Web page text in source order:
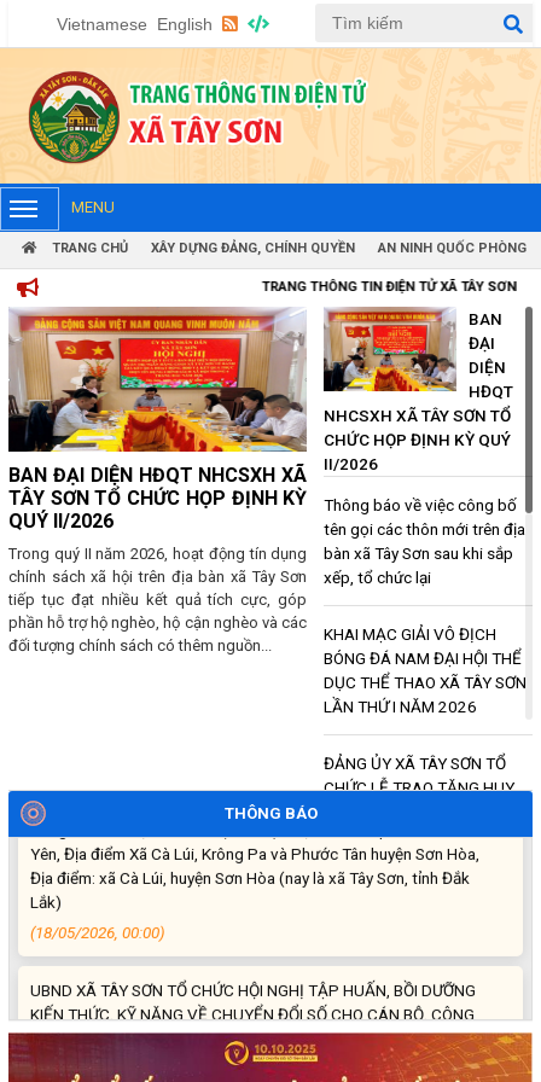
Vietnamese English
MENU
TRANG CHỦ XÂY DỰNG ĐẢNG, CHÍNH QUYỀN AN NINH QUỐC PHÒNG
TRANG THÔNG TIN ĐIỆN TỬ XÃ TÂY SƠN
Thông báo về việc công bố tên
gọi các thôn mới trên địa bàn xã
Tây Sơn sau khi sắp xếp, tổ chức
Thông báo về việc công bố tên gọi các
thôn mới trên địa bàn xã Tây Sơn sau khi
sắp xếp, tổ chức lại
BAN
ĐẠI
DIỆN
HĐQT
NHCSXH XÃ TÂY SƠN TỔ
CHỨC HỌP ĐỊNH KỲ QUÝ
II/2026
Thông báo về việc công bố
tên gọi các thôn mới trên địa
bàn xã Tây Sơn sau khi sắp
xếp, tổ chức lại
KHAI MẠC GIẢI VÔ ĐỊCH
BÓNG ĐÁ NAM ĐẠI HỘI THỂ
DỤC THỂ THAO XÃ TÂY SƠN
LẦN THỨ I NĂM 2026
ĐẢNG ỦY XÃ TÂY SƠN TỔ
CHỨC LỄ TRAO TẶNG HUY
ĐẢNG ỦY XÃ TÂY SƠN TỔ
CHỨC HỘI NGHỊ TRIỂN KHAI
TỘC, TÔN GIÁO
Thông báo Niêm yết công
khai phương án chi tiết về bồi
thường, hỗ trợ, tái định cư
THÔNG BÁO
BAN ĐẠI DIỆN HĐQT NHCSXH XÃ TÂY SƠN TỔ CHỨC HỌP ĐỊNH
KỲ QUÝ II/2026
(24/07/2026, 00:00)
Thông báo về việc công bố tên gọi các thôn mới trên địa bàn xã
Tây Sơn sau khi sắp xếp, tổ chức lại
(07/07/2026, 00:00)
KHAI MẠC GIẢI VÔ ĐỊCH BÓNG ĐÁ NAM ĐẠI HỘI THỂ DỤC THỂ
THAO XÃ TÂY SƠN LẦN THỨ I NĂM 2026
(25/05/2026, 00:00)
ĐẢNG ỦY XÃ TÂY SƠN TỔ CHỨC LỄ TRAO TẶNG HUY HIỆU ĐẢNG
ĐỢT 19/5/2026
(19/05/2026, 00:00)
ĐẢNG ỦY XÃ TÂY SƠN TỔ CHỨC HỘI NGHỊ TRIỂN KHAI CÁC VĂN
BẢN CỦA BAN BÍ THƯ VỀ CÔNG TÁC DÂN TỘC, TÔN GIÁO
(19/05/2026, 00:00)
Thông báo Niêm yết công khai phương án chi tiết về bồi thường,
Dự án: Xây dựng cơ sở hạ tầng thích ứng với biến đổi khí hậu cho
đồng bào dân tộc thiểu số (CRIEM) - Dự án thành phần tỉnh Phú
Yên, Địa điểm Xã Cà Lúi, Krông Pa và Phước Tân huyện Sơn Hòa,
Địa điểm: xã Cà Lúi, huyện Sơn Hòa (nay là xã Tây Sơn, tỉnh Đắk
Lắk)
(18/05/2026, 00:00)
UBND XÃ TÂY SƠN TỔ CHỨC HỘI NGHỊ TẬP HUẤN, BỒI DƯỠNG
KIẾN THỨC, KỸ NĂNG VỀ CHUYỂN ĐỔI SỐ CHO CÁN BỘ, CÔNG
CHỨC, VIÊN CHỨC
(15/05/2026, 00:00)